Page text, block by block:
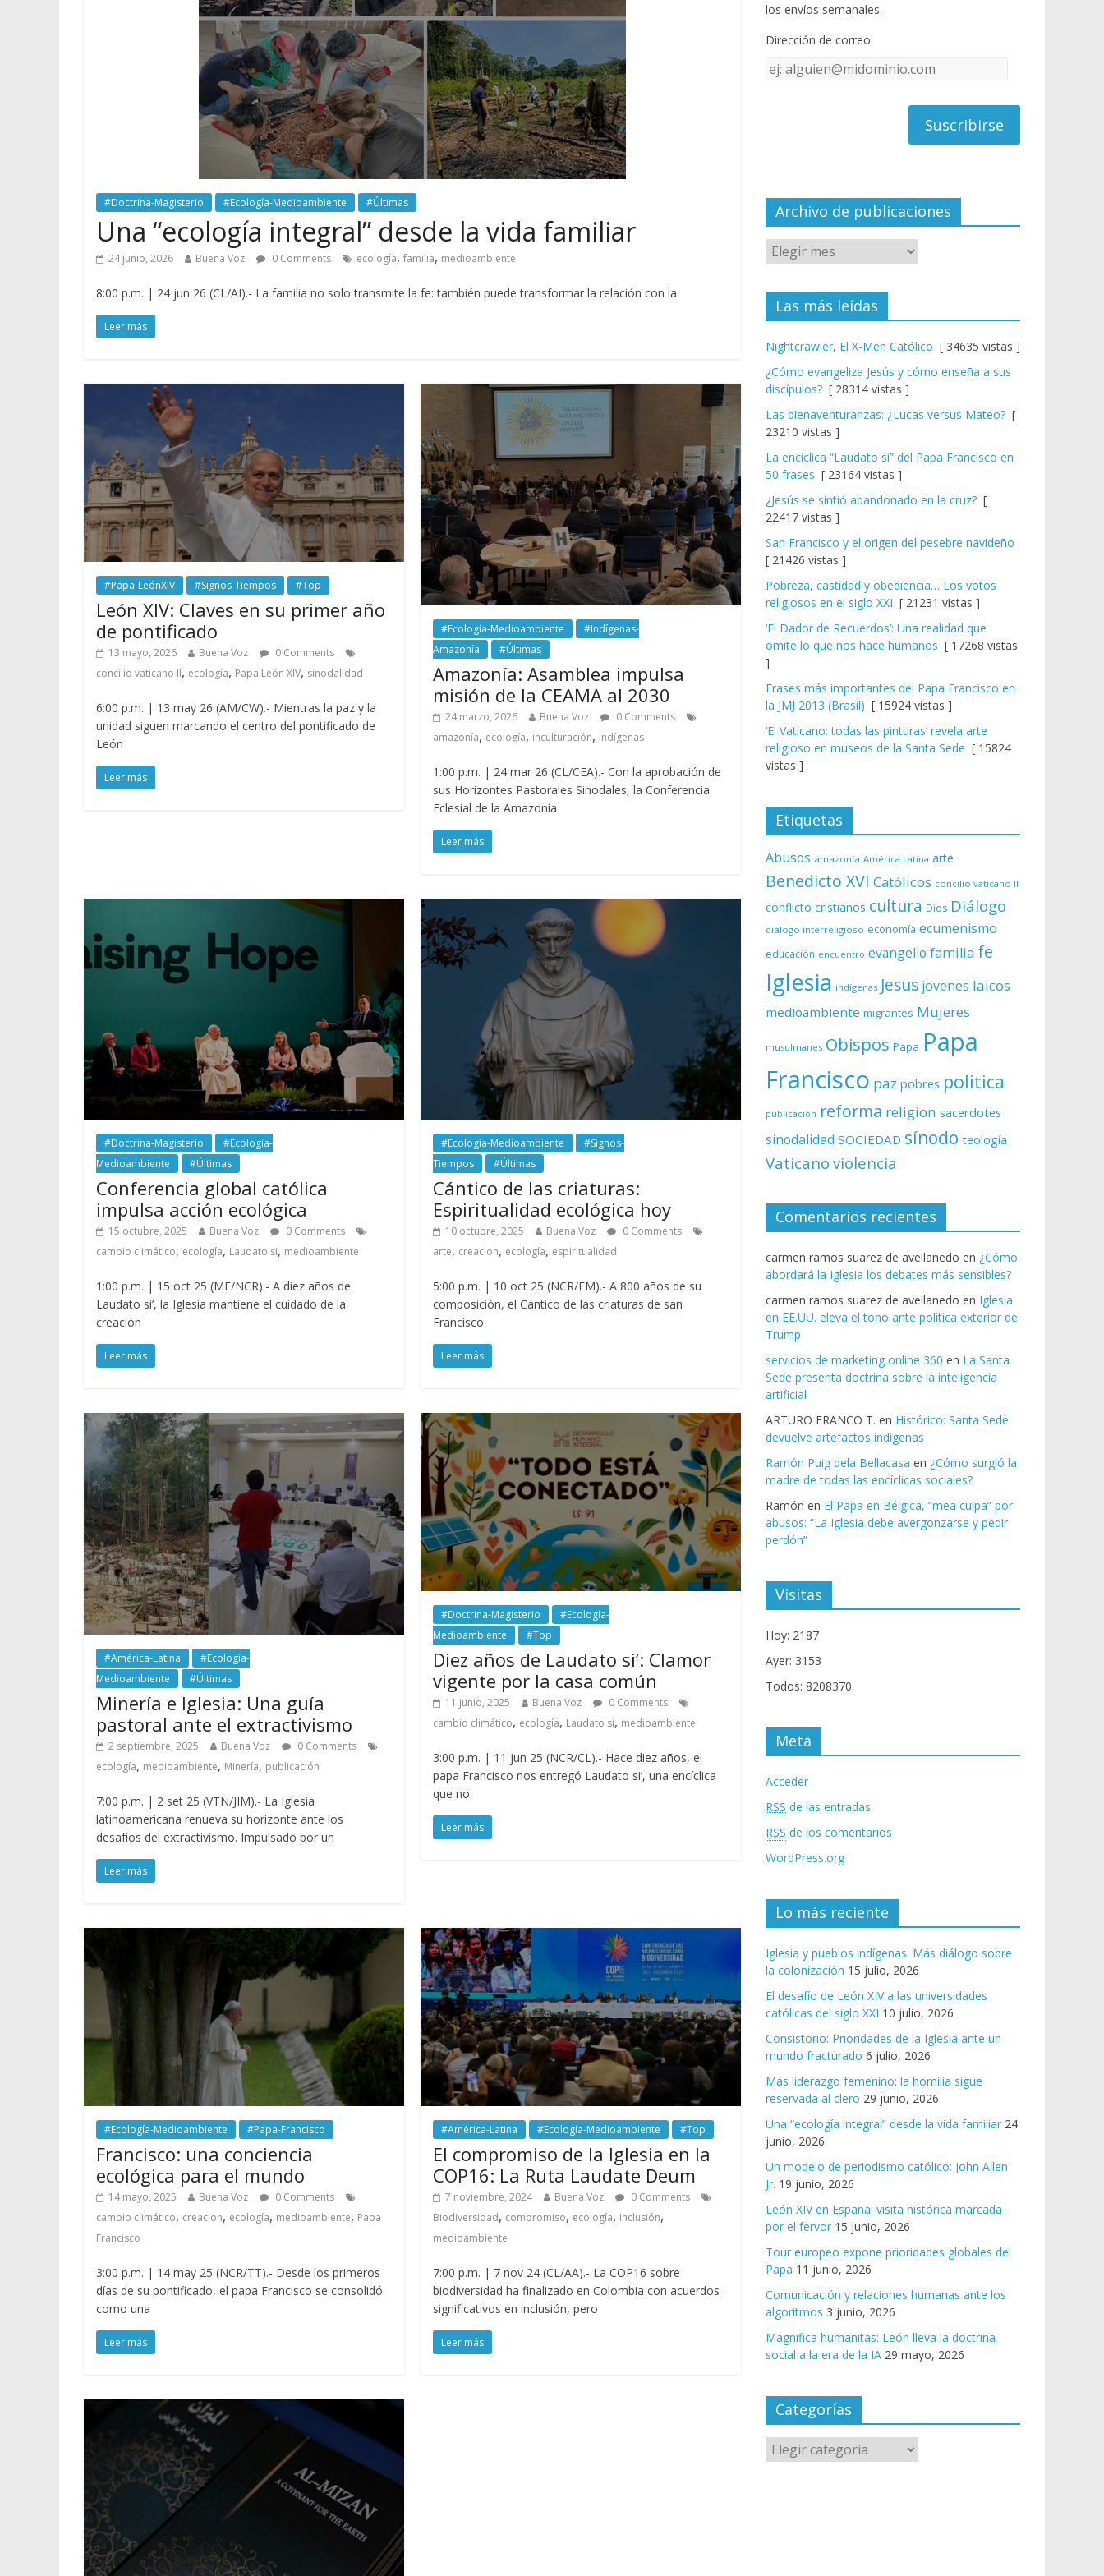
#Doctrina-Magisterio #Ecología-Medioambiente #Últimas
Una “ecología integral” desde la vida familiar
24 junio, 2026 Buena Voz 0 Comments ecología, familia, medioambiente
8:00 p.m. | 24 jun 26 (CL/AI).- La familia no solo transmite la fe: también puede transformar la relación con la
Leer más
#Papa-LeónXIV #Signos-Tiempos #Top
León XIV: Claves en su primer año
de pontificado
13 mayo, 2026 Buena Voz
0 Comments
concilio vaticano II, ecología, Papa León XIV, sinodalidad
6:00 p.m. | 13 may 26 (AM/CW).- Mientras la paz y la
unidad siguen marcando el centro del pontificado de
León
Leer más
#Ecología-Medioambiente
#Indígenas-
Amazonía
#Últimas
Amazonía: Asamblea impulsa
misión de la CEAMA al 2030
24 marzo, 2026 Buena Voz
0 Comments
amazonía, ecología, inculturación, indígenas
1:00 p.m. | 24 mar 26 (CL/CEA).- Con la aprobación de
sus Horizontes Pastorales Sinodales, la Conferencia
Eclesial de la Amazonía
Leer más
#Doctrina-Magisterio
#Ecología-
Medioambiente
#Últimas
Conferencia global católica
impulsa acción ecológica
15 octubre, 2025 Buena Voz
0 Comments
cambio climático, ecología, Laudato si, medioambiente
1:00 p.m. | 15 oct 25 (MF/NCR).- A diez años de
Laudato si’, la Iglesia mantiene el cuidado de la
creación
Leer más
#Ecología-Medioambiente
#Signos-
Tiempos
#Últimas
Cántico de las criaturas:
Espiritualidad ecológica hoy
10 octubre, 2025 Buena Voz
0 Comments
arte, creacion, ecología, espiritualidad
5:00 p.m. | 10 oct 25 (NCR/FM).- A 800 años de su
composición, el Cántico de las criaturas de san
Francisco
Leer más
#América-Latina
#Ecología-
Medioambiente
#Últimas
Minería e Iglesia: Una guía
pastoral ante el extractivismo
2 septiembre, 2025 Buena Voz
0 Comments
ecología, medioambiente, Minería, publicación
7:00 p.m. | 2 set 25 (VTN/JIM).- La Iglesia
latinoamericana renueva su horizonte ante los
desafíos del extractivismo. Impulsado por un
Leer más
#Doctrina-Magisterio
#Ecología-
Medioambiente
#Top
Diez años de Laudato si’: Clamor
vigente por la casa común
11 junio, 2025 Buena Voz
0 Comments
cambio climático, ecología, Laudato si, medioambiente
3:00 p.m. | 11 jun 25 (NCR/CL).- Hace diez años, el
papa Francisco nos entregó Laudato si’, una encíclica
que no
Leer más
#Ecología-Medioambiente #Papa-Francisco
Francisco: una conciencia
ecológica para el mundo
14 mayo, 2025 Buena Voz
0 Comments
cambio climático, creacion, ecología, medioambiente, Papa
Francisco
3:00 p.m. | 14 may 25 (NCR/TT).- Desde los primeros
días de su pontificado, el papa Francisco se consolidó
como una
Leer más
#América-Latina #Ecología-Medioambiente #Top
El compromiso de la Iglesia en la
COP16: La Ruta Laudate Deum
7 noviembre, 2024 Buena Voz
0 Comments
Biodiversidad, compromiso, ecología, inclusión,
medioambiente
7:00 p.m. | 7 nov 24 (CL/AA).- La COP16 sobre
biodiversidad ha finalizado en Colombia con acuerdos
significativos en inclusión, pero
Leer más
o
k e
C
el
los envíos semanales.
Dirección de correo
Dirección
Archivo de publicaciones
Las más leídas
Nightcrawler, El X-Men Católico [ 34635 vistas ]
¿Cómo evangeliza Jesús y cómo enseña a sus
discípulos? [ 28314 vistas ]
Las bienaventuranzas: ¿Lucas versus Mateo? [
23210 vistas ]
La encíclica “Laudato si” del Papa Francisco en
50 frases [ 23164 vistas ]
¿Jesús se sintió abandonado en la cruz? [
22417 vistas ]
San Francisco y el origen del pesebre navideño
[ 21426 vistas ]
Pobreza, castidad y obediencia… Los votos
religiosos en el siglo XXI [ 21231 vistas ]
‘El Dador de Recuerdos’: Una realidad que
omite lo que nos hace humanos [ 17268 vistas
]
Frases más importantes del Papa Francisco en
la JMJ 2013 (Brasil) [ 15924 vistas ]
‘El Vaticano: todas las pinturas’ revela arte
religioso en museos de la Santa Sede [ 15824
vistas ]
Etiquetas
Abusos amazonía América Latina arte
Benedicto XVI Católicos concilio vaticano II
conflicto cristianos cultura Dios Diálogo
diálogo interreligioso economía ecumenismo
educación encuentro evangelio familia fe
Iglesia indígenas Jesus jovenes laicos
medioambiente migrantes Mujeres
musulmanes Obispos Papa Papa
Francisco paz pobres politica
publicación reforma religion sacerdotes
sinodalidad SOCIEDAD sínodo teología
Vaticano violencia
Comentarios recientes
carmen ramos suarez de avellanedo en ¿Cómo
abordará la Iglesia los debates más sensibles?
carmen ramos suarez de avellanedo en Iglesia
en EE.UU. eleva el tono ante política exterior de
Trump
servicios de marketing online 360 en La Santa
Sede presenta doctrina sobre la inteligencia
artificial
ARTURO FRANCO T. en Histórico: Santa Sede
devuelve artefactos indígenas
Ramón Puig dela Bellacasa en ¿Cómo surgió la
madre de todas las encíclicas sociales?
Ramón en El Papa en Bélgica, “mea culpa” por
abusos: “La Iglesia debe avergonzarse y pedir
perdón”
Visitas
Hoy: 2187
Ayer: 3153
Todos: 8208370
Meta
Acceder
RSS de las entradas
RSS de los comentarios
WordPress.org
Lo más reciente
Iglesia y pueblos indígenas: Más diálogo sobre
la colonización 15 julio, 2026
El desafío de León XIV a las universidades
católicas del siglo XXI 10 julio, 2026
Consistorio: Prioridades de la Iglesia ante un
mundo fracturado 6 julio, 2026
Más liderazgo femenino; la homilía sigue
reservada al clero 29 junio, 2026
Una “ecología integral” desde la vida familiar 24
junio, 2026
Un modelo de periodismo católico: John Allen
Jr. 19 junio, 2026
León XIV en España: visita histórica marcada
por el fervor 15 junio, 2026
Tour europeo expone prioridades globales del
Papa 11 junio, 2026
Comunicación y relaciones humanas ante los
algoritmos 3 junio, 2026
Magnifica humanitas: León lleva la doctrina
social a la era de la IA 29 mayo, 2026
Categorías